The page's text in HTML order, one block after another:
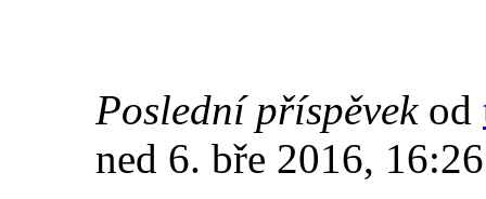
Poslední příspěvek od
ned 6. bře 2016, 16:26